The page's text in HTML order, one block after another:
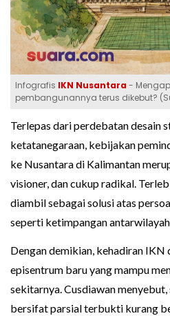
Infografis IKN Nusantara -
pembangunannya terus dikebut?
Terlepas dari perdebatan desain
ketatanegaraan, kebijakan
ke Nusantara di Kalimantan
visioner, dan cukup radikal.
diambil sebagai solusi atas
seperti ketimpangan antarwilayah.
Dengan demikian, kehadiran IKN
episentrum baru yang mampu
sekitarnya. Cusdiawan
bersifat parsial terbukti kurang